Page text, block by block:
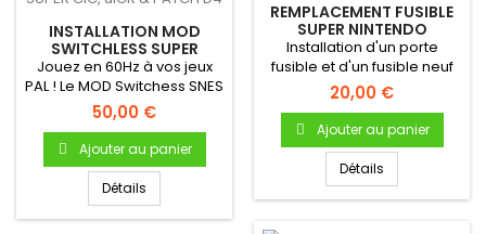
INSTALLATION MOD
SWITCHLESS SUPER
NINTENDO - SUPER CIC,
UIGR & PATCH D4
Jouez en 60Hz à vos jeux
PAL ! Le MOD Switchess SNES
permet de choisir Zone...
50,00 €
Ajouter au panier
Détails
REMPLACEMENT FUSIBLE
SUPER NINTENDO
Installation d'un porte
fusible et d'un fusible neuf
20,00 €
Ajouter au panier
Détails